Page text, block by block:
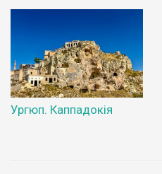
Ургюп. Каппадокія